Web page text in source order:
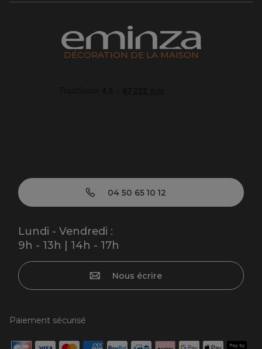
DÉCORATION DE LA MAISON
04 50 65 10 12
Lundi - Vendredi :
9h - 13h | 14h - 17h
Nous écrire
Paiement sécurisé